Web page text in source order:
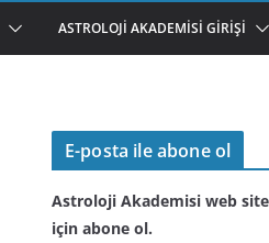
ASTROLOJI AKADEMISI GIRIŞI
E-posta ile abone ol
Astroloji Akademisi web
için abone ol.